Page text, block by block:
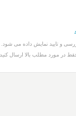
و تایید نمایش داده می شود.
در مورد مطلب بالا ارسال کنید.